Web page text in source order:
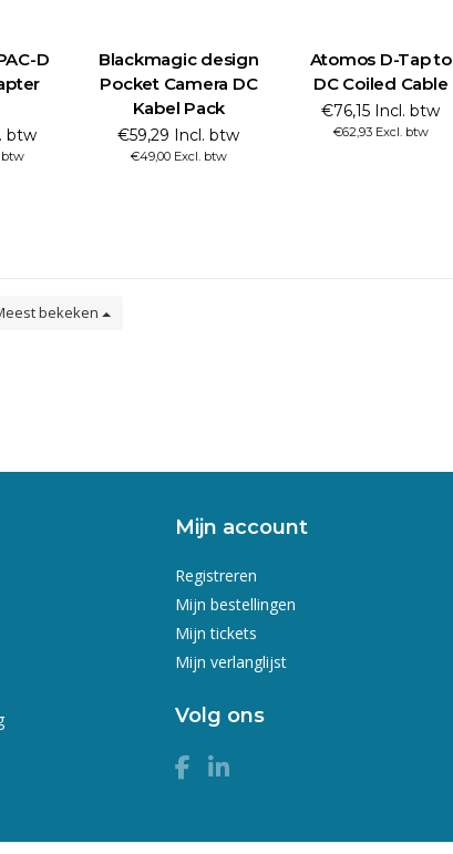
D
btw
btw
Blackmagic design
Pocket Camera DC
Kabel Pack
€59,29 Incl. btw
€49,00 Excl. btw
Atomos D-Tap to
DC Coiled Cable
€76,15 Incl. btw
€62,93 Excl. btw
bekeken
Mijn account
Registreren
Mijn bestellingen
Mijn tickets
Mijn verlanglijst
Volg ons